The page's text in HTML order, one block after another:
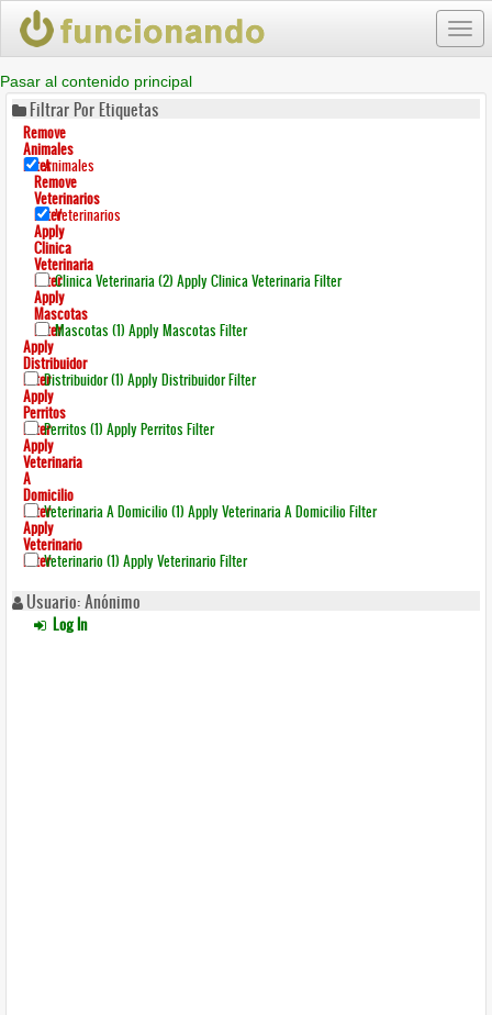
Pasar al contenido principal
Filtrar Por Etiquetas
Remove
Animales
FilterAnimales
Remove
Veterinarios
FilterVeterinarios
Apply
Clinica
Veterinaria
FilterClinica Veterinaria (2) Apply Clinica Veterinaria Filter
Apply
Mascotas
FilterMascotas (1) Apply Mascotas Filter
Apply
Distribuidor
FilterDistribuidor (1) Apply Distribuidor Filter
Apply
Perritos
FilterPerritos (1) Apply Perritos Filter
Apply
Veterinaria
A
Domicilio
FilterVeterinaria A Domicilio (1) Apply Veterinaria A Domicilio Filter
Apply
Veterinario
FilterVeterinario (1) Apply Veterinario Filter
Usuario: Anónimo
Log In